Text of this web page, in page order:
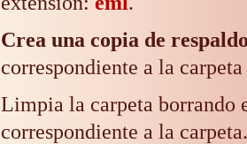
Crea una copia de
correspondiente a la carpeta
Limpia la carpeta borrando
correspondiente a la carpeta.